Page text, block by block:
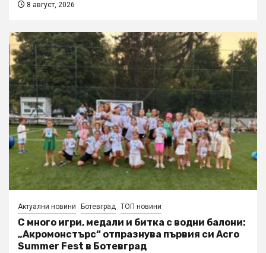
8 август, 2026
Актуални новини Ботевград ТОП новини
С много игри, медали и битка с водни балони:
„Акромонстърс“ отпразнува първия си Acro
Summer Fest в Ботевград